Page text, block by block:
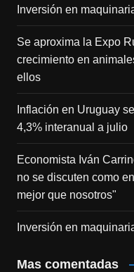
Inversión en
Se aproxima la Expo
crecimiento en
ellos
Inflación en Uruguay
4,3% interanual a julio
Economista Iván
no se discuten como
mejor que nosotros"
Inversión en
Mas comentadas